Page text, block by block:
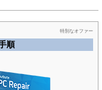
特別なオファー
順